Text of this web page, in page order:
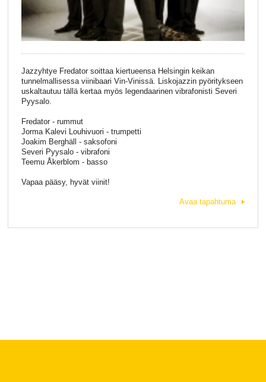
Jazzyhtye Fredator soittaa kiertueensa Helsingin keikan
tunnelmallisessa viinibaari Vin-Vinissä. Liskojazzin pyöritykseen
uskaltautuu tällä kertaa myös legendaarinen vibrafonisti Severi
Pyysalo.
Fredator - rummut
Jorma Kalevi Louhivuori - trumpetti
Joakim Berghäll - saksofoni
Severi Pyysalo - vibrafoni
Teemu Åkerblom - basso
Vapaa pääsy, hyvät viinit!
Avaa tapahtuma